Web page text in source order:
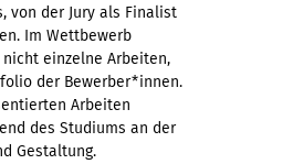
von der Jury als Finalist
Im Wettbewerb
einzelne Arbeiten,
der Bewerber*innen.
Arbeiten
des Studiums an der
Gestaltung.